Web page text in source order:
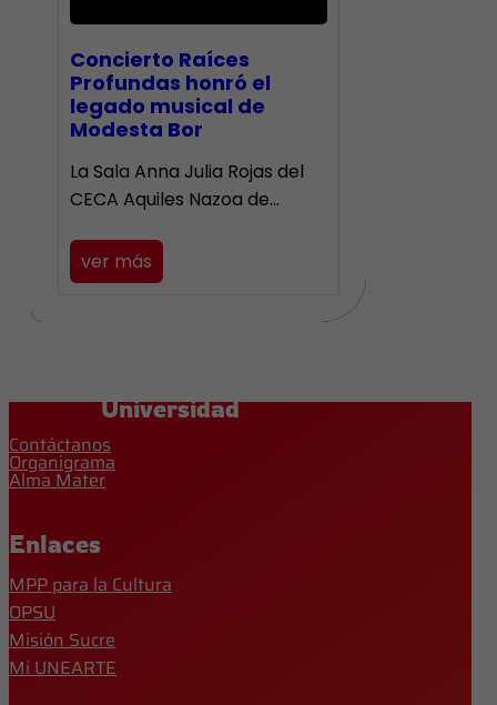
​Concierto Raíces
Profundas honró el
legado musical de
Modesta Bor
La Sala Anna Julia Rojas del
CECA Aquiles Nazoa de…
ver más
Universidad
Contáctanos
Organigrama
Alma Mater
Enlaces
MPP para la Cultura
OPSU
Misión Sucre
Mi UNEARTE